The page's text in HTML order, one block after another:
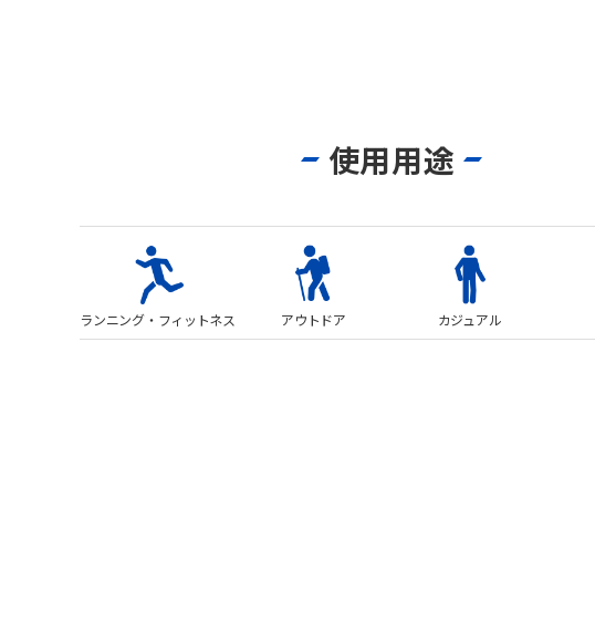
使用用途
ランニング・ フィットネス アウトドア カジュアル